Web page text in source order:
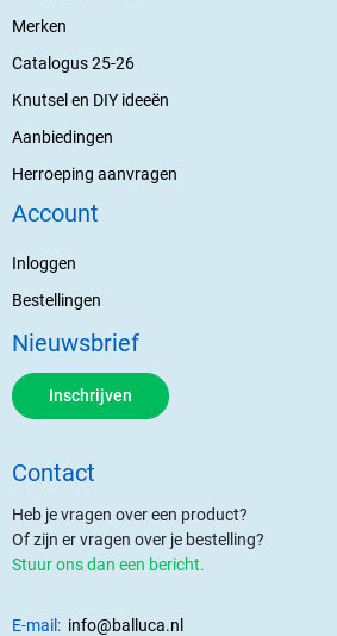
Merken
Catalogus 25-26
Knutsel en DIY ideeën
Aanbiedingen
Herroeping aanvragen
Account
Inloggen
Bestellingen
Nieuwsbrief
Inschrijven
Contact
Heb je vragen over een product?
Of zijn er vragen over je bestelling?
Stuur ons dan een bericht.
E-mail: info@balluca.nl